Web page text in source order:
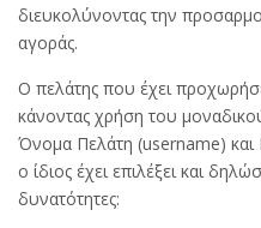
διευκολύνοντας την
αγοράς.
Ο πελάτης που έχει
κάνοντας χρήση του
Όνομα Πελάτη (username)
ο ίδιος έχει επιλέξει και
δυνατότητες: